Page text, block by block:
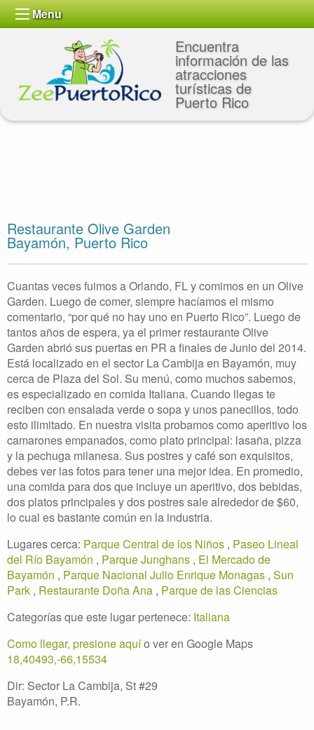
Menu
Encuentra
información de las
atracciones
turísticas de
Puerto Rico
Restaurante Olive Garden
Bayamón, Puerto Rico
Cuantas veces fuimos a Orlando, FL y comimos en un Olive
Garden. Luego de comer, siempre hacíamos el mismo
comentario, “por qué no hay uno en Puerto Rico”. Luego de
tantos años de espera, ya el primer restaurante Olive
Garden abrió sus puertas en PR a finales de Junio del 2014.
Está localizado en el sector La Cambija en Bayamón, muy
cerca de Plaza del Sol. Su menú, como muchos sabemos,
es especializado en comida Italiana. Cuando llegas te
reciben con ensalada verde o sopa y unos panecillos, todo
esto ilimitado. En nuestra visita probamos como aperitivo los
camarones empanados, como plato principal: lasaña, pizza
y la pechuga milanesa. Sus postres y café son exquisitos,
debes ver las fotos para tener una mejor idea. En promedio,
una comida para dos que incluye un aperitivo, dos bebidas,
dos platos principales y dos postres sale alrededor de $60,
lo cual es bastante común en la industria.
Lugares cerca: Parque Central de los Niños , Paseo Lineal
del Río Bayamón , Parque Junghans , El Mercado de
Bayamón , Parque Nacional Julio Enrique Monagas , Sun
Park , Restaurante Doña Ana , Parque de las Ciencias
Categorías que este lugar pertenece: Italiana
Como llegar, presione aquío ver en Google Maps
18,40493,-66,15534
Dir: Sector La Cambija, St #29
Bayamón, P.R.